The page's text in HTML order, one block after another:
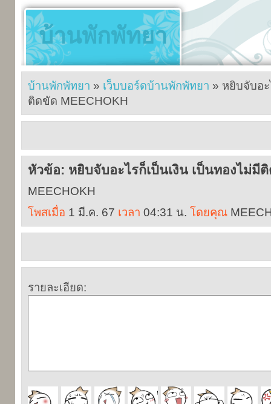
บ้านพักพัทยา
บ้านพักพัทยา » เว็บบอร์ดบ้านพักพัทยา » หยิบจับอะ
ติดขัด MEECHOKH
หัวข้อ: หยิบจับอะไรก็เป็นเงิน เป็นทองไม่มี
MEECHOKH
โพสเมื่อ 1 มี.ค. 67 เวลา 04:31 น. โดยคุณ
รายละเอียด: